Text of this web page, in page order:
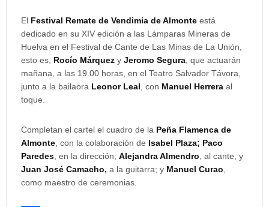
El Festival Remate de Vendimia de Almonte está
dedicado en su XIV edición a las Lámparas Mineras de
Huelva en el Festival de Cante de Las Minas de La Unión,
esto es, Rocío Márquez y Jeromo Segura , que actuarán
mañana, a las 19.00 horas, en el Teatro Salvador Távora,
junto a la bailaora Leonor Leal , con Manuel Herrera al
toque.
Completan el cartel el cuadro de la Peña Flamenca de
Almonte , con la colaboración de Isabel Plaza; Paco
Paredes , en la dirección; Alejandra Almendro , al cante, y
Juan José Camacho, a la guitarra; y Manuel Curao
como maestro de ceremonias.